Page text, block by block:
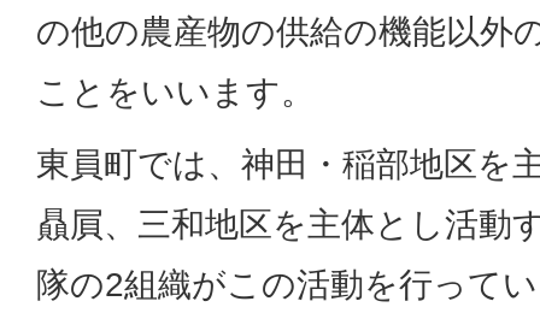
の他の農産物の供給の機能以外
ことをいいます。
東員町では、神田・稲部地区を
贔屓、三和地区を主体とし活動
隊の2組織がこの活動を行って